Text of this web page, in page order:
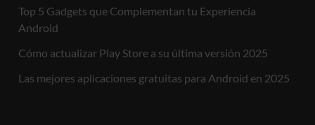
Top 5 Gadgets que Complementan tu Experiencia
Android
Cómo actualizar Play Store a su última versión 2025
Las mejores aplicaciones gratuitas para Android en 2025